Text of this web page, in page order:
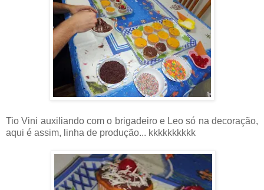
Tio Vini auxiliando com o brigadeiro e Leo só na decoração,
aqui é assim, linha de produção... kkkkkkkkkk